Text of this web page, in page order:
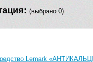
(выбрано 0)
Lemark